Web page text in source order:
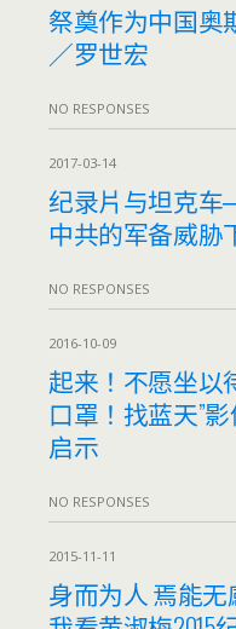
祭奠作为中国奥
／罗世宏
NO RESPONSES
2017-03-14
纪录片与坦克
中共的军备威胁
NO RESPONSES
2016-10-09
起来！不愿坐以
口罩！找蓝天”
启示
NO RESPONSES
2015-11-11
身而为人 焉能